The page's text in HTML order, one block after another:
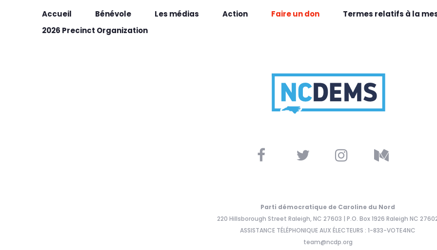
Accueil Bénévole Les médias Action Faire un don
Termes relatifs à la
2026 Precinct Organization
Parti démocratique de Caroline du Nord
220 Hillsborough Street Raleigh, NC 27603 | P.O. Box 1926 Raleigh NC
ASSISTANCE TÉLÉPHONIQUE AUX ÉLECTEURS : 1-833-VOTE4NC
team@ncdp.org